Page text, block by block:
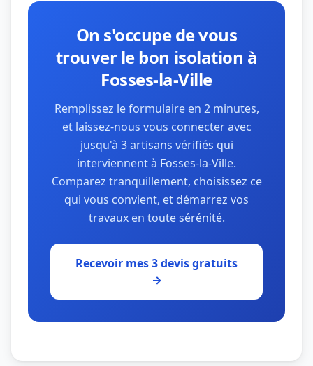
On s'occupe de vous
trouver le bon isolation à
Fosses-la-Ville
Remplissez le formulaire en 2 minutes,
et laissez-nous vous connecter avec
jusqu'à 3 artisans vérifiés qui
interviennent à Fosses-la-Ville.
Comparez tranquillement, choisissez ce
qui vous convient, et démarrez vos
travaux en toute sérénité.
Recevoir mes 3 devis gratuits
→